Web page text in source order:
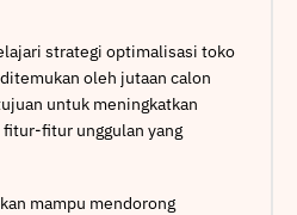
strategi optimalisasi toko
oleh jutaan calon
untuk meningkatkan
fitur unggulan yang
mampu mendorong